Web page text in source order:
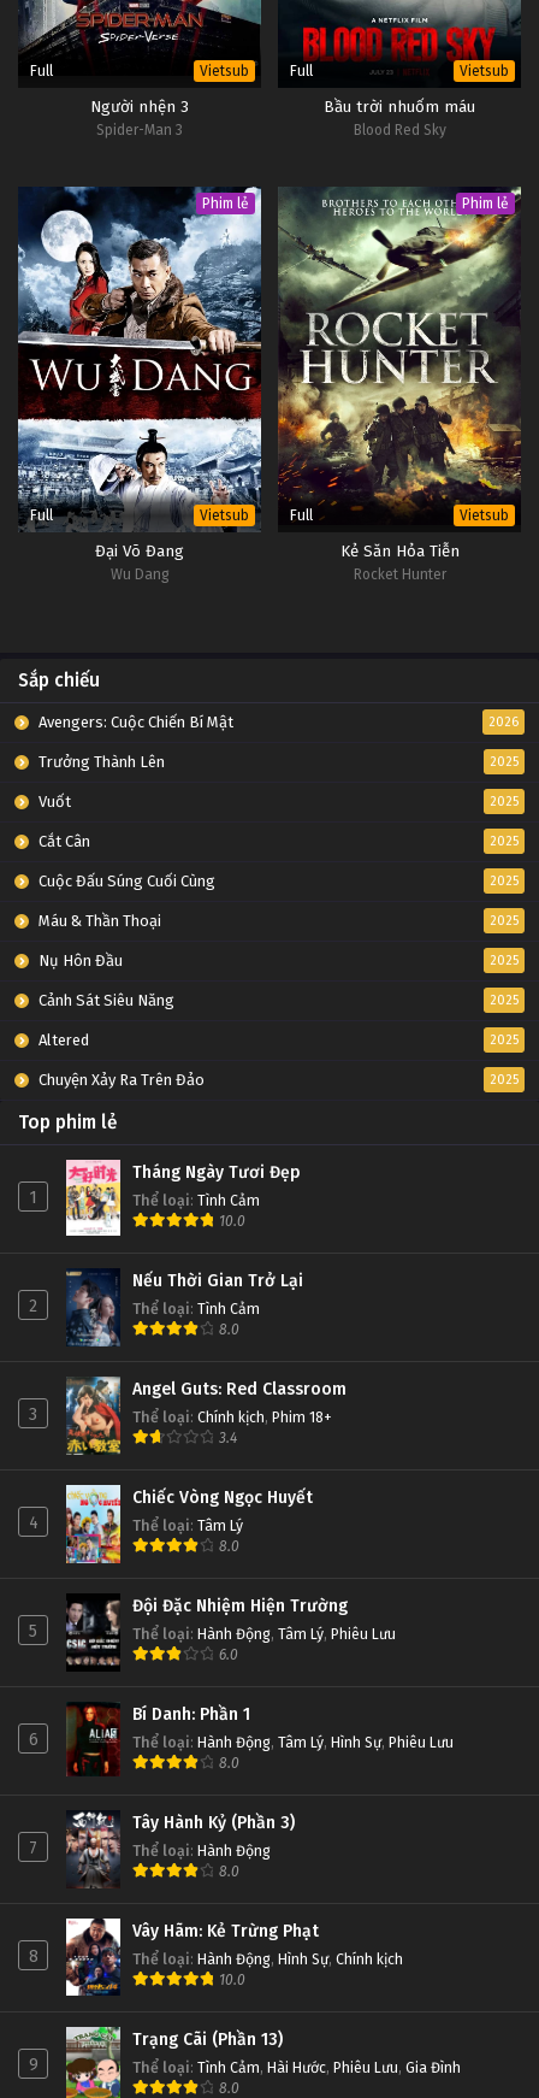
Full Vietsub
Người nhện 3
Spider-Man 3
Full Vietsub
Bầu trời nhuốm máu
Blood Red Sky
Phim lẻ
Full Vietsub
Đại Võ Đang
Wu Dang
Phim lẻ
Full Vietsub
Kẻ Săn Hỏa Tiễn
Rocket Hunter
Sắp chiếu
Avengers: Cuộc Chiến Bí Mật 2026
Trưởng Thành Lên 2025
Vuốt 2025
Cắt Cân 2025
Cuộc Đấu Súng Cuối Cùng 2025
Máu & Thần Thoại 2025
Nụ Hôn Đầu 2025
Cảnh Sát Siêu Năng 2025
Altered 2025
Chuyện Xảy Ra Trên Đảo 2025
Top phim lẻ
1
Tháng Ngày Tươi Đẹp
Thể loại: Tình Cảm
10.0
2
Nếu Thời Gian Trở Lại
Thể loại: Tình Cảm
8.0
3
Angel Guts: Red Classroom
Thể loại: Chính kịch, Phim 18+
3.4
4
Chiếc Vòng Ngọc Huyết
Thể loại: Tâm Lý
8.0
5
Đội Đặc Nhiệm Hiện Trường
Thể loại: Hành Động, Tâm Lý, Phiêu Lưu
6.0
6
Bí Danh: Phần 1
Thể loại: Hành Động, Tâm Lý, Hình Sự, Phiêu Lưu
8.0
7
Tây Hành Kỷ (Phần 3)
Thể loại: Hành Động
8.0
8
Vây Hãm: Kẻ Trừng Phạt
Thể loại: Hành Động, Hình Sự, Chính kịch
10.0
9
Trạng Cãi (Phần 13)
Thể loại: Tình Cảm, Hài Hước, Phiêu Lưu, Gia Đình
8.0